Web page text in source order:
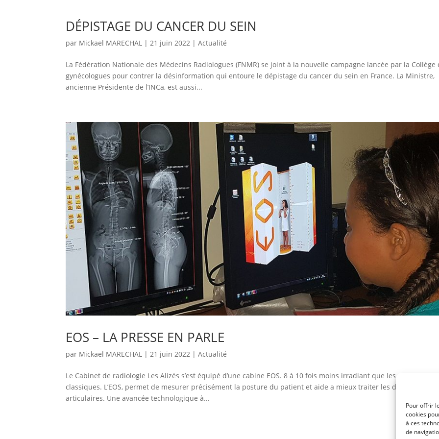
Pour offrir
cookies
à ces
de
DÉPISTAGE DU CANCER DU SEIN
par Mickael MARECHAL | 21 juin 2022 |Actualité
La Fédération Nationale des Médecins Radiologues (FNMR) se joint à la nouvelle campagne lancée par la Collège
gynécologues pour contrer la désinformation qui entoure le dépistage du cancer du sein en France. La Ministre,
ancienne Présidente de l’INCa, est aussi...
EOS – LA PRESSE EN PARLE
par Mickael MARECHAL | 21 juin 2022 |Actualité
Le Cabinet de radiologie Les Alizés s’est équipé d’une cabine EOS. 8 à 10 fois moins irradiant que les appareils
classiques. L’EOS, permet de mesurer précisément la posture du patient et aide a mieux traiter les douleurs
articulaires. Une avancée technologique à...